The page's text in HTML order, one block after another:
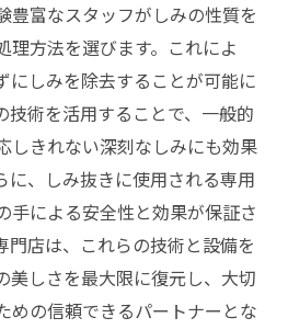
ためのしみ抜きテクニック
抜き法の基本
ナルが教える美しさを保つ
しみ抜きテクニック
を保護するためのしみ抜き
損なわないための方法
豊富なスタッフがしみの性質を
理方法を選びます。これによ
にしみを除去することが可能に
技術を活用することで、一般的
しきれない深刻なしみにも効果
に、しみ抜きに使用される専用
手による安全性と効果が保証さ
門店は、これらの技術と設備を
美しさを最大限に復元し、大切
めの信頼できるパートナーとな